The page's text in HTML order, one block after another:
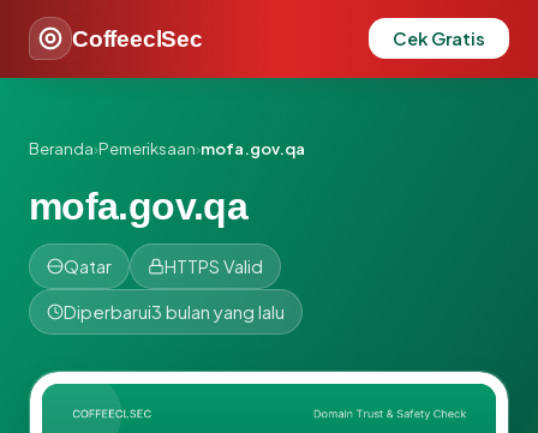
CoffeeclSec Cek Gratis
Beranda›Pemeriksaan›mofa.gov.qa
mofa.gov.qa
Qatar HTTPS Valid
Diperbarui3 bulan yang lalu